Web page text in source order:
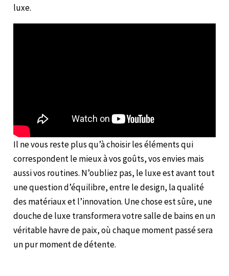
luxe.
Il ne vous reste plus qu’à choisir les éléments qui
correspondent le mieux à vos goûts, vos envies mais
aussi vos routines. N’oubliez pas, le luxe est avant tout
une question d’équilibre, entre le design, la qualité
des matériaux et l’innovation. Une chose est sûre, une
douche de luxe transformera votre salle de bains en un
véritable havre de paix, où chaque moment passé sera
un pur moment de détente.